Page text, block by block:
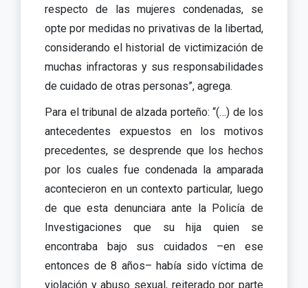
respecto de las mujeres condenadas, se
opte por medidas no privativas de la libertad,
considerando el historial de victimización de
muchas infractoras y sus responsabilidades
de cuidado de otras personas”, agrega.
Para el tribunal de alzada porteño: “(…) de los
antecedentes expuestos en los motivos
precedentes, se desprende que los hechos
por los cuales fue condenada la amparada
acontecieron en un contexto particular, luego
de que esta denunciara ante la Policía de
Investigaciones que su hija quien se
encontraba bajo sus cuidados –en ese
entonces de 8 años– había sido víctima de
violación y abuso sexual, reiterado por parte